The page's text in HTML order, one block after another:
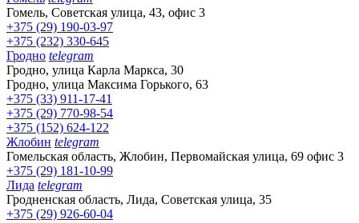
Гомель, Советская улица, 43, офис 3
+375 (29) 190-03-97
+375 (232) 330-645
Гродно telegram
Гродно, улица Карла Маркса, 30
Гродно, улица Максима Горького, 63
+375 (33) 911-17-41
+375 (29) 770-98-54
+375 (152) 624-122
Жлобин telegram
Гомельская область, Жлобин, Первомайская улица, 69 офис 3
+375 (29) 181-10-99
Лида telegram
Гродненская область, Лида, Советская улица, 35
+375 (29) 926-60-04